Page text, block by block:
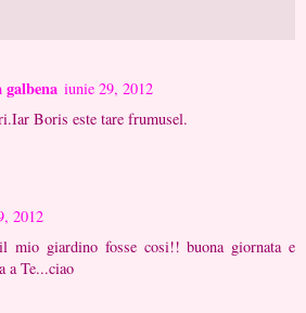
iunie 29, 2012
Boris este tare frumusel.
2012
mio giardino fosse cosi!! buona giornata e
a Te...ciao